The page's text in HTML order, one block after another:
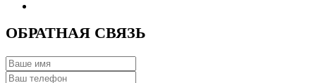
ОБРАТНАЯ СВЯЗЬ